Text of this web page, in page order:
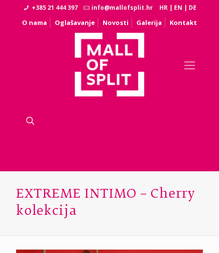
+385 21 444 397 info@mallofsplit.hr HR | EN | DE
O nama Oglašavanje Novosti Galerija Kontakt
EXTREME INTIMO – Cherry
kolekcija